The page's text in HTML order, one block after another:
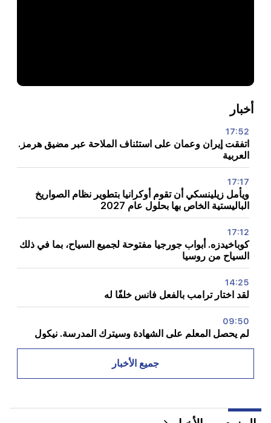
أخبار
17:52
اتفقت إيران وعمان على استئناف الملاحة عبر مضيق هرمز.
العربية
17:17
ويأمل زيلينسكي أن تقوم أوكرانيا بتطوير نظام الصواريخ
الباليستية الخاص بها بحلول عام 2027
17:12
كوباخيدزه. أبواب جورجيا مفتوحة لجميع السياح، بما في ذلك
السياح من روسيا
14:25
لقد اختار ترامب بالفعل فانس خلفًا له
09:50
لم يحصل المعلم على الشهادة وسيترك المدرسة. نيكول
جميع الأخبار